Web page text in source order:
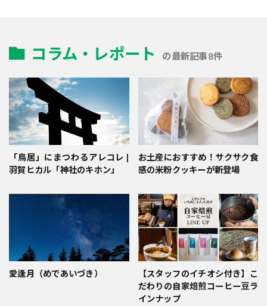
コラム・レポート の最新記事8件
「鳥居」にまつわるアレコレ |
羽賀ヒカル「神社のキホン」
お土産におすすめ！サクサク食
感の米粉クッキーが新登場
愛逢月（めであいづき）
【スタッフのイチオシ付き】こ
だわりの自家焙煎コーヒー豆ラ
インナップ